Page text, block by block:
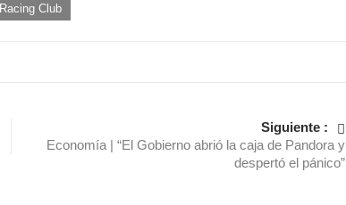
Racing Club
Siguiente :
Economía | “El Gobierno abrió la caja de Pandora y
despertó el pánico”